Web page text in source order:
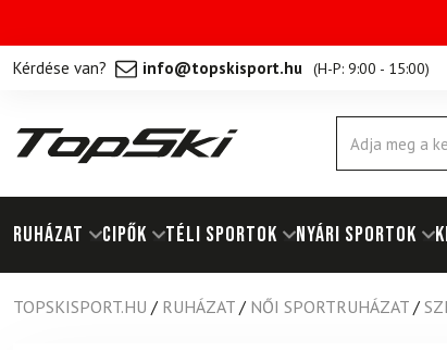
Kérdése van? info@topskisport.hu (H-P: 9:00 - 15:00)
Products
search
RUHÁZAT Cipők TÉLI SPORTOK NYÁRI SPORTOK
TOPSKISPORT.HU / RUHÁZAT / NŐI SPORTRUHÁZAT /